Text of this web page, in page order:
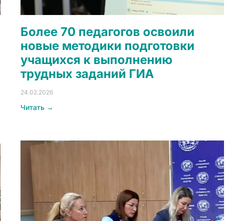
Более 70 педагогов освоили
новые методики подготовки
учащихся к выполнению
трудных заданий ГИА
24.02.2026
Читать →